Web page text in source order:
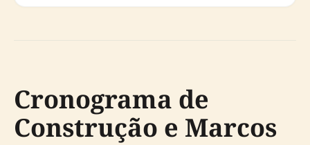
Cronograma de
Construção e Marcos